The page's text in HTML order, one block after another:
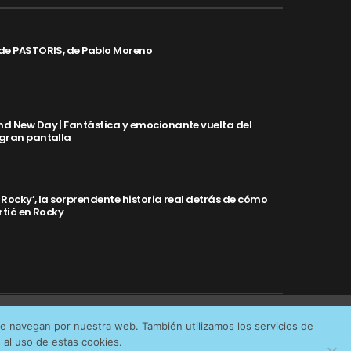
PASTORIS, de Pablo Moreno
New Day | Fantástica y emocionante vuelta del
pantalla
Rocky’, la sorprendente historia real detrás de cómo
en Rocky
por nuestra web. También utilizamos los servicios de
uso de estas cookies.
Aceptar cookies No permitir cookies